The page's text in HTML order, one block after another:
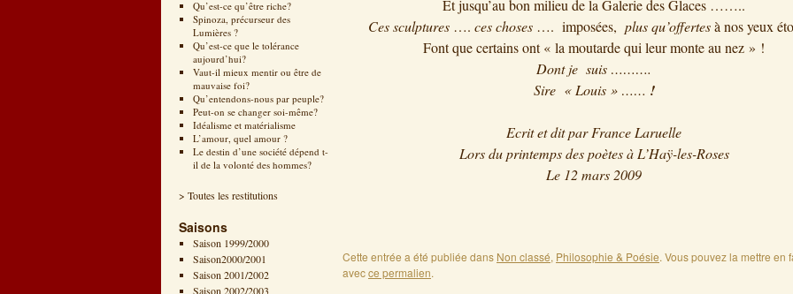
Qu’est-ce qu’être riche?
Spinoza, précurseur des
Lumières ?
Qu’est-ce que le tolérance
aujourd’hui?
Vaut-il mieux mentir ou être de
mauvaise foi?
Qu’entendons-nous par peuple?
Peut-on se changer soi-même?
Idéalisme et matérialisme
L’amour, quel amour ?
Le destin d’une société dépend t-
il de la volonté des hommes?
> Toutes les restitutions
Saisons
Saison 1999/2000
Saison2000/2001
Saison 2001/2002
Saison 2002/2003
Et jusqu’au bon milieu de la Galerie des Glaces ……..
Ces sculptures …. ces choses …. imposées, plus qu’offertesà nos yeux
Font que certains ont « la moutarde qui leur monte au nez » !
Dont je suis ……….
Sire « Louis » …… !
Ecrit et dit par France Laruelle
Lors du printemps des poètes à L’Haÿ-les-Roses
Le 12 mars 2009
Cette entrée a été publiée dans Non classé, Philosophie & Poésie. Vous pouvez la mettre en
avecce permalien.